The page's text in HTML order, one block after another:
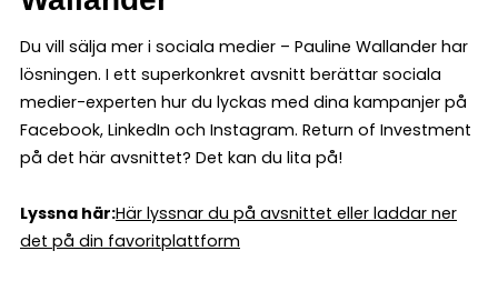
Du vill sälja mer i sociala medier – Pauline Wallander har
lösningen. I ett superkonkret avsnitt berättar sociala
medier-experten hur du lyckas med dina kampanjer på
Facebook, LinkedIn och Instagram. Return of Investment
på det här avsnittet? Det kan du lita på!
Lyssna här:Här lyssnar du på avsnittet eller laddar ner
det på din favoritplattform